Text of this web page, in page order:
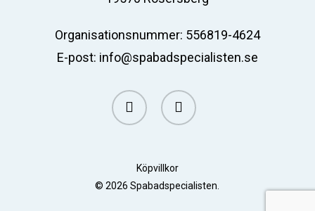
Organisationsnummer: 556819-4624
E-post: info@spabadspecialisten.se
facebook email
Köpvillkor
© 2026 Spabadspecialisten.